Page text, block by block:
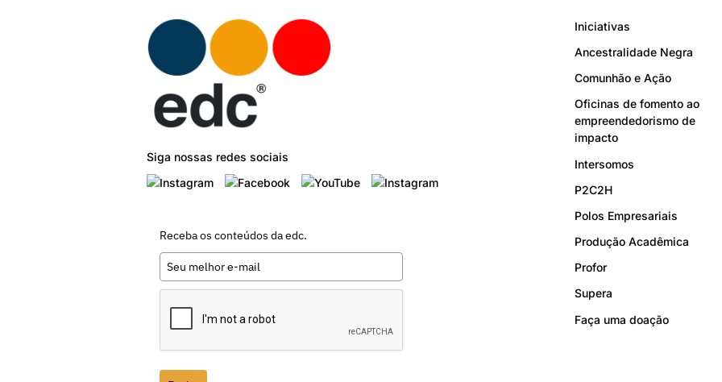
Siga nossas redes sociais
Receba os conteúdos da edc.
Iniciativas
Ancestralidade Negra
Comunhão e Ação
Oficinas de fomento ao
empreendedorismo de
impacto
Intersomos
P2C2H
Polos Empresariais
Produção Acadêmica
Profor
Supera
Faça uma doação